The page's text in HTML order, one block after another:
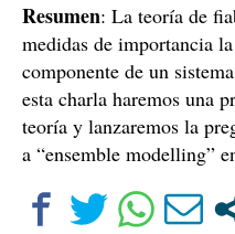
Resumen: La teoría de
medidas de importancia
componente de un
esta charla haremos una
teoría y lanzaremos la
a “ensemble modelling”